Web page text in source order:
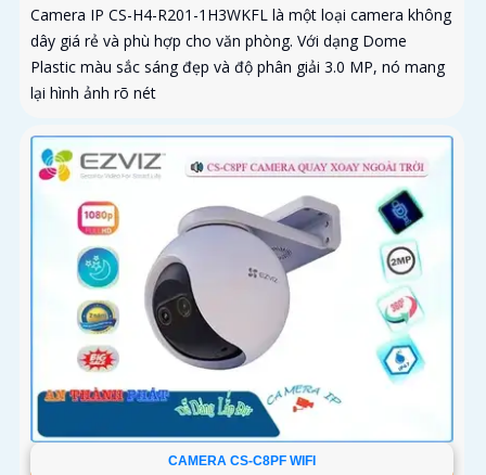
Camera IP CS-H4-R201-1H3WKFL là một loại camera không
dây giá rẻ và phù hợp cho văn phòng. Với dạng Dome
Plastic màu sắc sáng đẹp và độ phân giải 3.0 MP, nó mang
lại hình ảnh rõ nét
CAMERA CS-C8PF WIFI